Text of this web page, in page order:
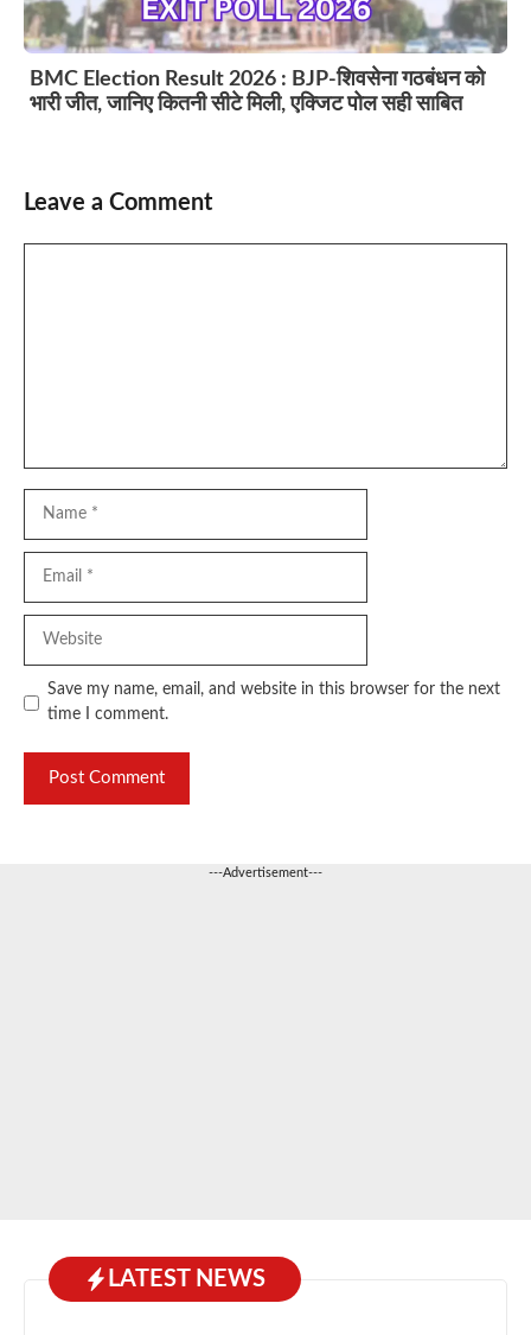
BMC Election Result 2026 : BJP-शिवसेना गठबंधन को
भारी जीत, जानिए कितनी सीटे मिली, एक्जिट पोल सही साबित
Leave a Comment
Save my name, email, and website in this browser for the next
time I comment.
---Advertisement---
LATEST NEWS